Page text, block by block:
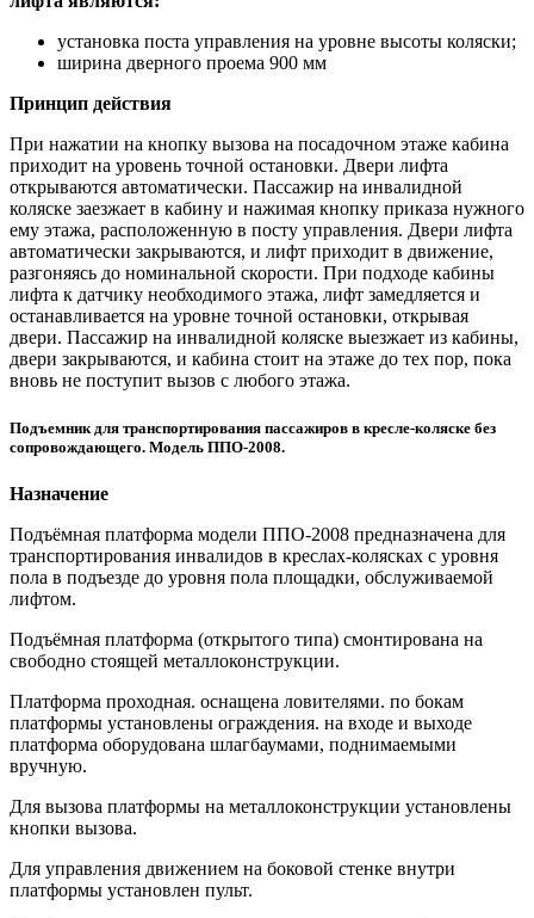
установка поста управления на уровне высоты коляски;
ширина дверного проема 900 мм
Принцип действия
При нажатии на кнопку вызова на посадочном этаже кабина
приходит на уровень точной остановки. Двери лифта
открываются автоматически. Пассажир на инвалидной
коляске заезжает в кабину и нажимая кнопку приказа нужного
ему этажа, расположенную в посту управления. Двери лифта
автоматически закрываются, и лифт приходит в движение,
разгоняясь до номинальной скорости. При подходе кабины
лифта к датчику необходимого этажа, лифт замедляется и
останавливается на уровне точной остановки, открывая
двери. Пассажир на инвалидной коляске выезжает из кабины,
двери закрываются, и кабина стоит на этаже до тех пор, пока
вновь не поступит вызов с любого этажа.
Подъемник для транспортирования пассажиров в кресле-коляске без
сопровождающего. Модель ППО-2008.
Назначение
Подъёмная платформа модели ППО-2008 предназначена для
транспортирования инвалидов в креслах-колясках с уровня
пола в подъезде до уровня пола площадки, обслуживаемой
лифтом.
Подъёмная платформа (открытого типа) смонтирована на
свободно стоящей металлоконструкции.
Платформа проходная. оснащена ловителями. по бокам
платформы установлены ограждения. на входе и выходе
платформа оборудована шлагбаумами, поднимаемыми
вручную.
Для вызова платформы на металлоконструкции установлены
кнопки вызова.
Для управления движением на боковой стенке внутри
платформы установлен пульт.